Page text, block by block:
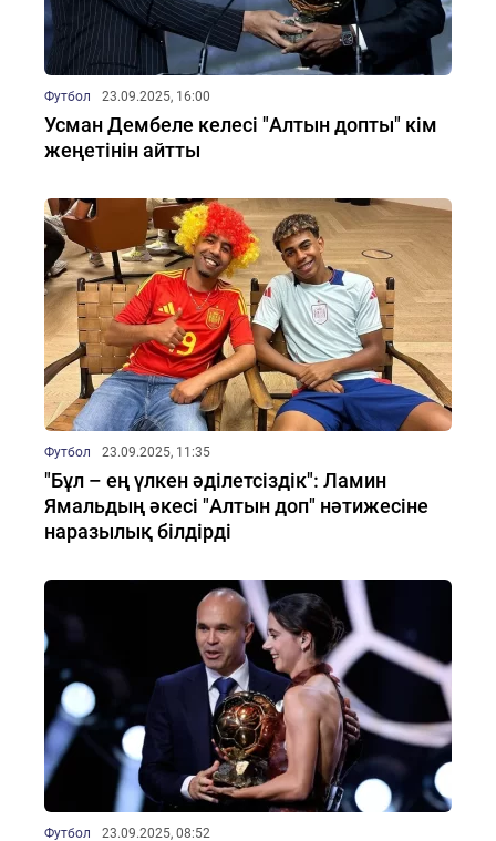
Футбол 23.09.2025, 16:00
Усман Дембеле келесі "Алтын допты" кім
жеңетінін айтты
Футбол 23.09.2025, 11:35
"Бұл – ең үлкен әділетсіздік": Ламин
Ямальдың әкесі "Алтын доп" нәтижесіне
наразылық білдірді
Футбол 23.09.2025, 08:52